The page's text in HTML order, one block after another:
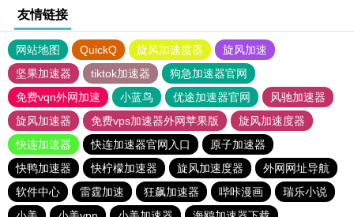
友情链接
网站地图 QuickQ 旋风加速度器
旋风加速
坚果加速器
tiktok加速器
狗急加速器官网
免费vqn外网加速
小蓝鸟 优途加速器官网
风驰加速器
旋风加速器
免费vps加速器外网苹果版
旋风加速度器
快连加速器
快连加速器官网入口
原子加速器
快鸭加速器
快柠檬加速器 旋风加速度器
外网网址导航
软件中心
雷霆加速 狂飙加速器 哔咔漫画
瑞乐小说